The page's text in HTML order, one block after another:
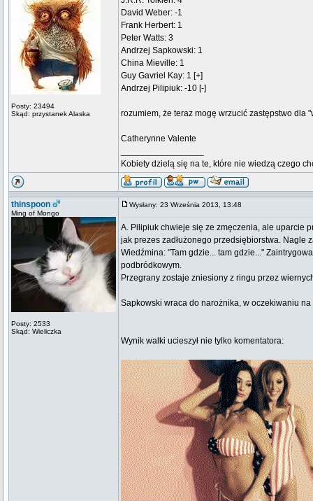
Posty: 23494
Skąd: przystanek Alaska
David Weber: -1
Frank Herbert: 1
Peter Watts: 3
Andrzej Sapkowski: 1
China Mieville: 1
Guy Gavriel Kay: 1 [+]
Andrzej Pilipiuk: -10 [-]
rozumiem, że teraz mogę wrzucić zastępstwo dla
Catherynne Valente
Kobiety dzielą się na te, które nie wiedzą czego
thinspoon
Ming of Mongo
Posty: 2533
Skąd: Wieliczka
Wysłany: 23 Września 2013, 13:48
A. Pilipiuk chwieje się ze zmęczenia, ale uparcie
jak prezes zadłużonego przedsiębiorstwa. Nagle
Wiedźmina: "Tam gdzie... tam gdzie..."
podbródkowym.
Przegrany zostaje zniesiony z ringu przez
Sapkowski wraca do narożnika, w oczekiwaniu
Wynik walki ucieszył nie tylko komentatora: